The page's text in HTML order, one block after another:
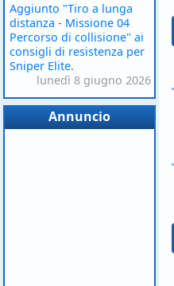
Aggiunto "Tiro a lunga
distanza - Missione 04
Percorso di collisione" ai
consigli di resistenza per
Sniper Elite.
lunedì 8 giugno 2026
Annuncio